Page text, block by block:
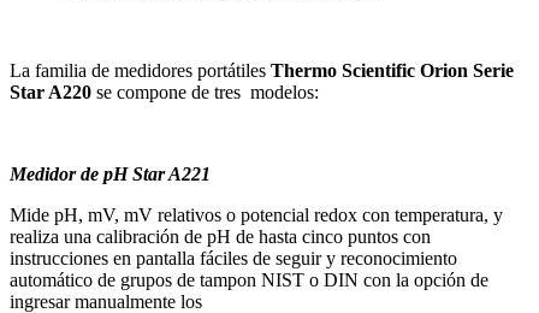
La familia de medidores portátiles Thermo Scientific Orion Serie
Star A220 se compone de tres modelos:
Medidor de pH Star A221
Mide pH, mV, mV relativos o potencial redox con temperatura, y
realiza una calibración de pH de hasta cinco puntos con
instrucciones en pantalla fáciles de seguir y reconocimiento
automático de grupos de tampon NIST o DIN con la opción de
ingresar manualmente los